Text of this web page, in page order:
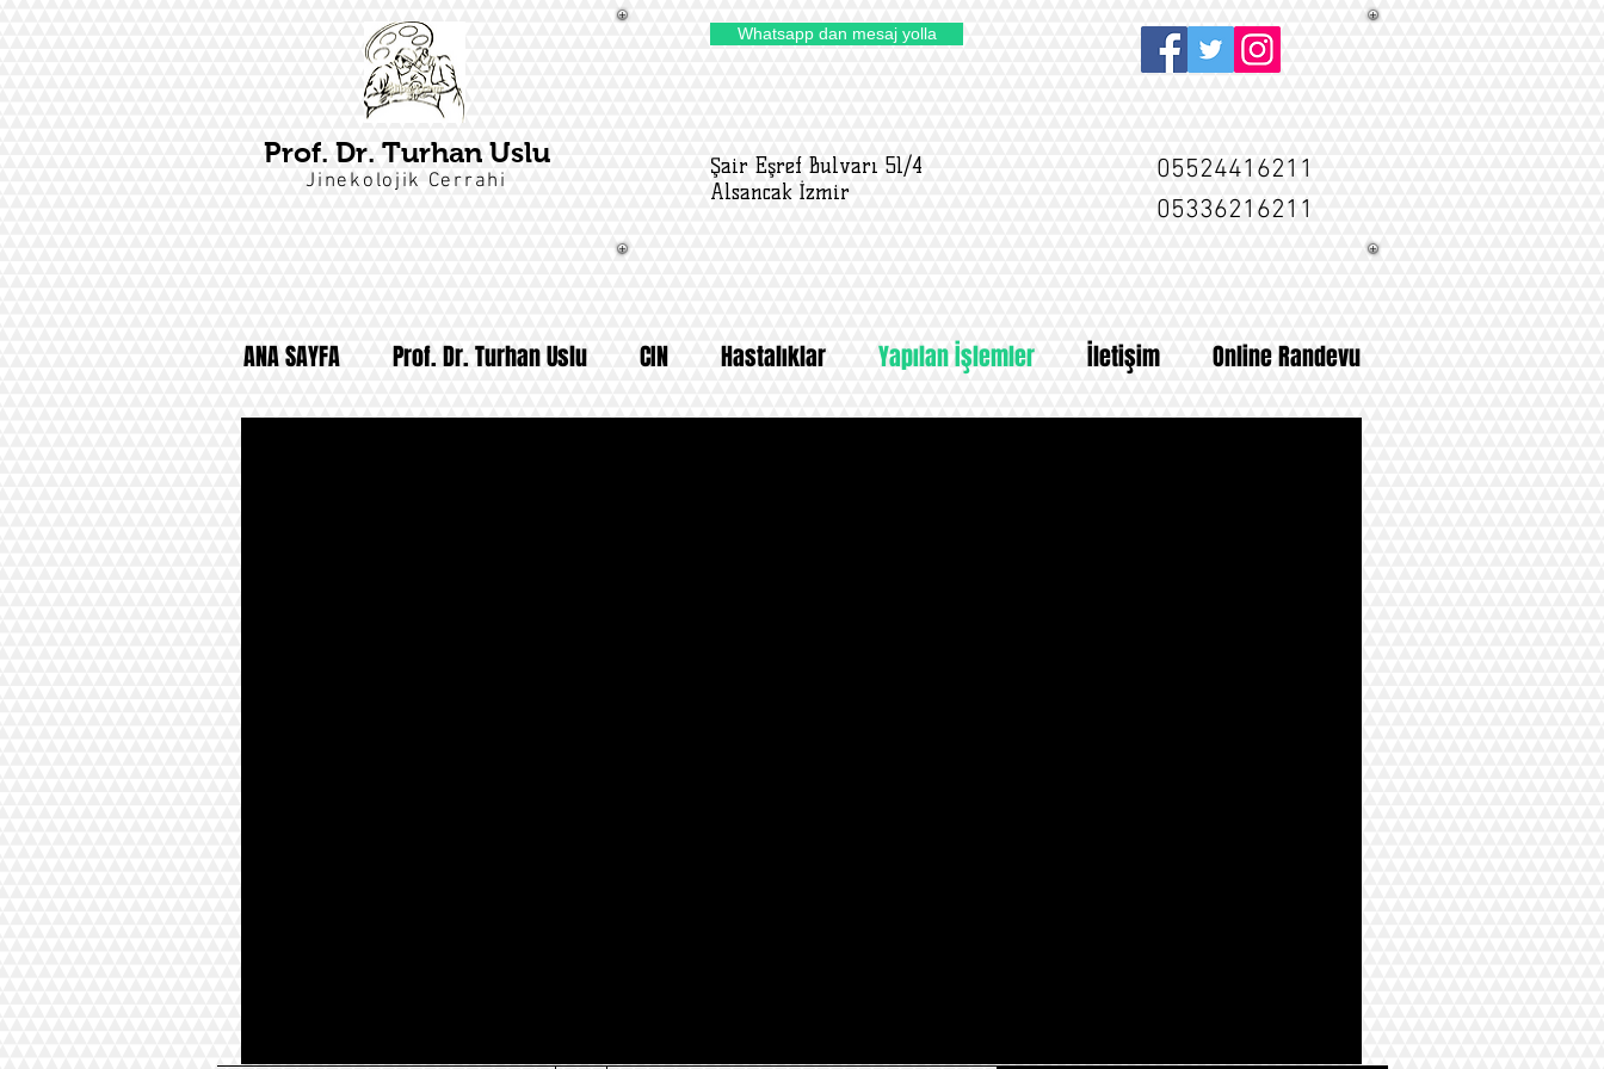
Prof. Dr. Turhan Uslu
Jinekolojik Cerrahi
Whatsapp dan mesaj yolla
Şair Eşref Bulvarı 51/4
Alsancak İzmir
05524416211
05336216211
ANA SAYFA Prof. Dr. Turhan Uslu CIN Hastalıklar Yapılan İşlemler İletişim Online Randevu